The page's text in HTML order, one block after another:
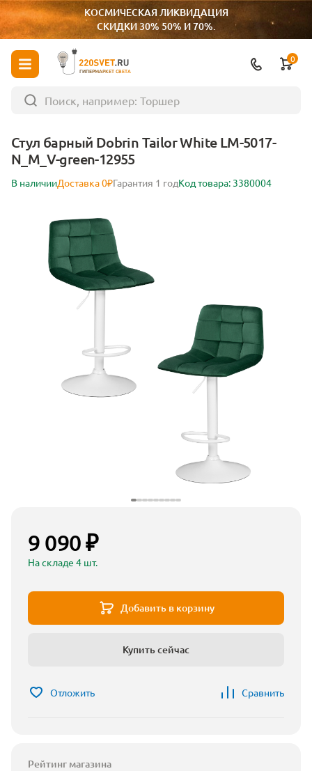
КОСМИЧЕСКАЯ ЛИКВИДАЦИЯ
СКИДКИ 30% 50% И 70%.
ГИПЕРМАРКЕТ СВЕТА
0
Стул барный Dobrin Tailor White LM-5017-
N_M_V-green-12955
В наличииДоставка 0₽Гарантия 1 годКод товара: 3380004
9 090 ₽
На складе 4 шт.
Добавить в корзину
Купить сейчас
Отложить Сравнить
Рейтинг магазина